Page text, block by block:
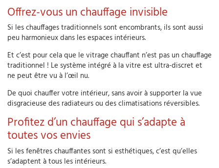
Offrez-vous un chauffage invisible
Si les chauffages traditionnels sont encombrants, ils sont aussi
peu harmonieux dans les espaces intérieurs.
Et c’est pour cela que le vitrage chauffant n’est pas un chauffage
traditionnel ! Le système intégré à la vitre est ultra-discret et
ne peut être vu à l’œil nu.
De quoi chauffer votre intérieur, sans avoir à supporter la vue
disgracieuse des radiateurs ou des climatisations réversibles.
Profitez d’un chauffage qui s’adapte à
toutes vos envies
Si les fenêtres chauffantes sont si esthétiques, c’est qu’elles
s’adaptent à tous les intérieurs.